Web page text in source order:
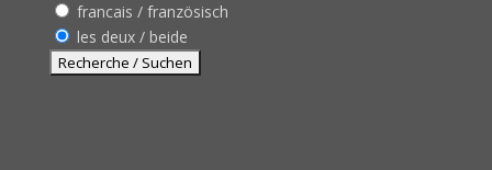
francais / französisch
les deux / beide